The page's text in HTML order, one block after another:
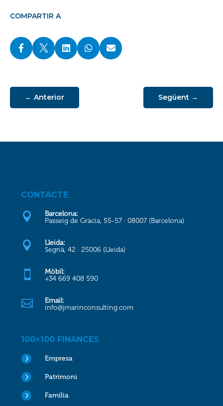
COMPARTIR A
   
← Anterior Següent →
CONTACTE

Barcelona:
Passeig de Gràcia, 55-57 · 08007 (Barcelona)

Lleida:
Segrià, 42 · 25006 (Lleida)

Mòbil:
+34 669 408 590

Email:
info@jmarinconsulting.com
100×100 FINANCES
5 Empresa
5 Patrimoni
5 Família